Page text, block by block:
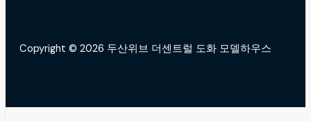
Copyright © 2026 두산위브 더센트럴 도화 모델하우스